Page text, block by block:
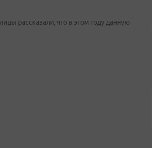
рассказали, что в этом году данную